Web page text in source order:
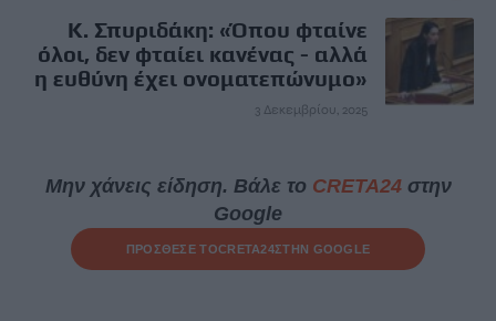
Κ. Σπυριδάκη: «Όπου φταίνε
όλοι, δεν φταίει κανένας - αλλά
η ευθύνη έχει ονοματεπώνυμο»
3 Δεκεμβρίου, 2025
Μην χάνεις είδηση. Βάλε το CRETA24στην
Google
ΠΡΟΣΘΕΣΕ ΤΟCRETA24ΣΤΗΝ GOOGLE